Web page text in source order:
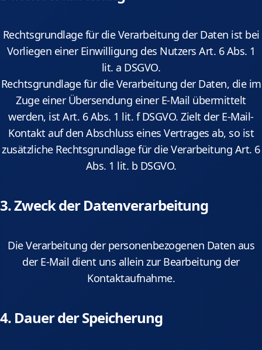
Rechtsgrundlage für die Verarbeitung der Daten ist bei
Vorliegen einer Einwilligung des Nutzers Art. 6 Abs. 1
lit. a DSGVO.
Rechtsgrundlage für die Verarbeitung der Daten, die im
Zuge einer Übersendung einer E-Mail übermittelt
werden, ist Art. 6 Abs. 1 lit. f DSGVO. Zielt der E-Mail-
Kontakt auf den Abschluss eines Vertrages ab, so ist
zusätzliche Rechtsgrundlage für die Verarbeitung Art. 6
Abs. 1 lit. b DSGVO.
3. Zweck der Datenverarbeitung
Die Verarbeitung der personenbezogenen Daten aus
der E-Mail dient uns allein zur Bearbeitung der
Kontaktaufnahme.
4. Dauer der Speicherung